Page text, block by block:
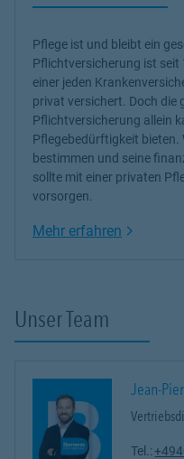
Pflege ist und bleibt ein
Pflichtversicherung ist seit
einer jeden
privat versichert. Doch die
Pflichtversicherung allein
Pflegebedürftigkeit bieten.
bestimmen und seine
sollte mit einer privaten
vorsorgen.
Mehr erfahren Link
Unser Team
Jean-
Tel.: